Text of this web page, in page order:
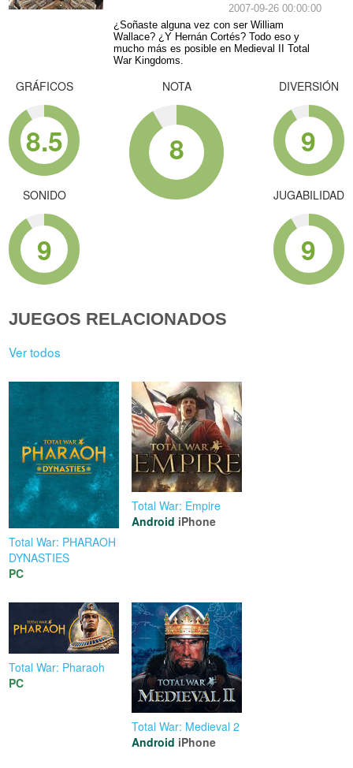
2007-09-26 00:00:00
¿Soñaste alguna vez con ser William
Wallace? ¿Y Hernán Cortés? Todo eso y
mucho más es posible en Medieval II Total
War Kingdoms.
GRÁFICOS
8.5
SONIDO
9
NOTA
8
DIVERSIÓN
9
JUGABILIDAD
9
JUEGOS RELACIONADOS
Ver todos
Total War: PHARAOH
DYNASTIES
PC
Total War: Empire
Android iPhone
Total War: Pharaoh
PC
Total War: Medieval 2
Android iPhone